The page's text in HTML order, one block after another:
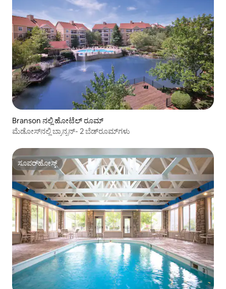
Branson ನಲ್ಲಿ ಹೋಟೆಲ್ ರೂಮ್
ಮೆಡೋಸ್‌ನಲ್ಲಿ ಬ್ರಾನ್ಸನ್- 2 ಬೆಡ್‌ರೂಮ್‌ಗಳು
ಸೂಪರ್‌ಹೋಸ್ಟ್
ಸೂಪರ್‌ಹೋಸ್ಟ್